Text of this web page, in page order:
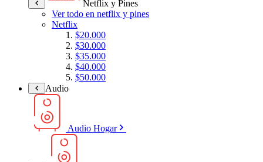
Netflix y Pines
Ver todo en netflix y pines
Netflix
$20.000
$30.000
$35.000
$40.000
$50.000
Audio
Audio Hogar